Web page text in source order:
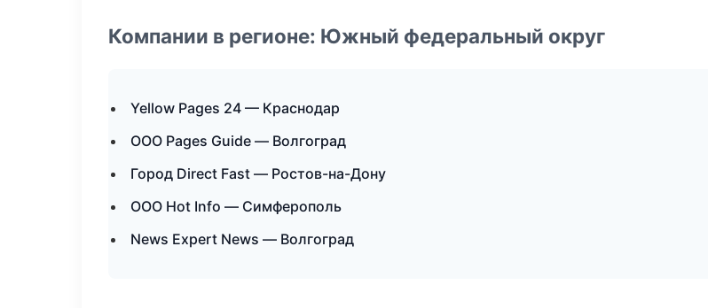
Компании в регионе: Южный федеральный округ
Yellow Pages 24 — Краснодар
ООО Pages Guide — Волгоград
Город Direct Fast — Ростов-на-Дону
ООО Hot Info — Симферополь
News Expert News — Волгоград